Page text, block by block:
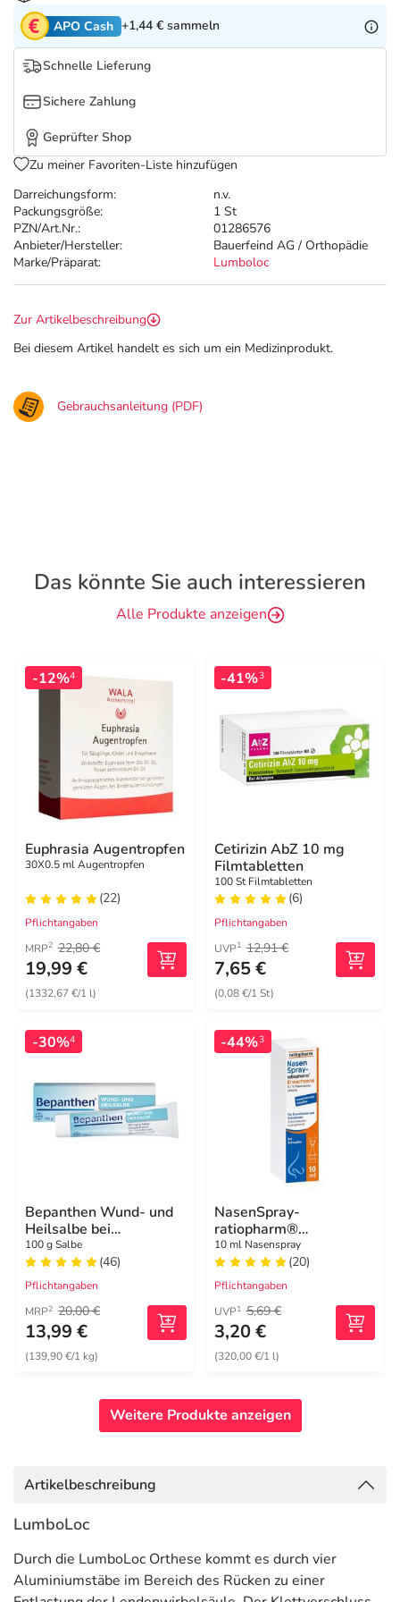
Tierapotheke
Vitamine & Mineralstoffe
Marken
Salus Deals
Darreichungsform:
n.v.
Packungsgröße:
1 St
PZN/Art.Nr.:
01286576
Anbieter/Hersteller:
Bauerfeind AG / Orthopädie
Marke/Präparat:
Lumboloc
APO Cash +1,44 € sammeln
Schnelle Lieferung
Sichere Zahlung
Geprüfter Shop
Zu meiner Favoriten-Liste hinzufügen
Zur Artikelbeschreibung
Bei diesem Artikel handelt es sich um ein Medizinprodukt.
Gebrauchsanleitung (PDF)
Das könnte Sie auch interessieren
Alle Produkte anzeigen
-12%4
Euphrasia Augentropfen
30X0.5 ml Augentropfen
(22)
Pflichtangaben
MRP2 22,80 €
19,99 €
(1332,67 €/1 l)
-41%3
Cetirizin AbZ 10 mg
Filmtabletten
100 St Filmtabletten
(6)
Pflichtangaben
UVP1 12,91 €
7,65 €
(0,08 €/1 St)
-30%4
Bepanthen Wund- und
Heilsalbe bei
oberflächlichen
Hautverletzungen
100 g Salbe
(46)
Pflichtangaben
MRP2 20,00 €
13,99 €
(139,90 €/1 kg)
-44%3
NasenSpray-
ratiopharm®
Erwachsene
10 ml Nasenspray
(20)
Pflichtangaben
UVP1 5,69 €
3,20 €
(320,00 €/1 l)
Weitere Produkte anzeigen
Artikelbeschreibung
LumboLoc
Durch die LumboLoc Orthese kommt es durch vier
Aluminiumstäbe im Bereich des Rücken zu einer